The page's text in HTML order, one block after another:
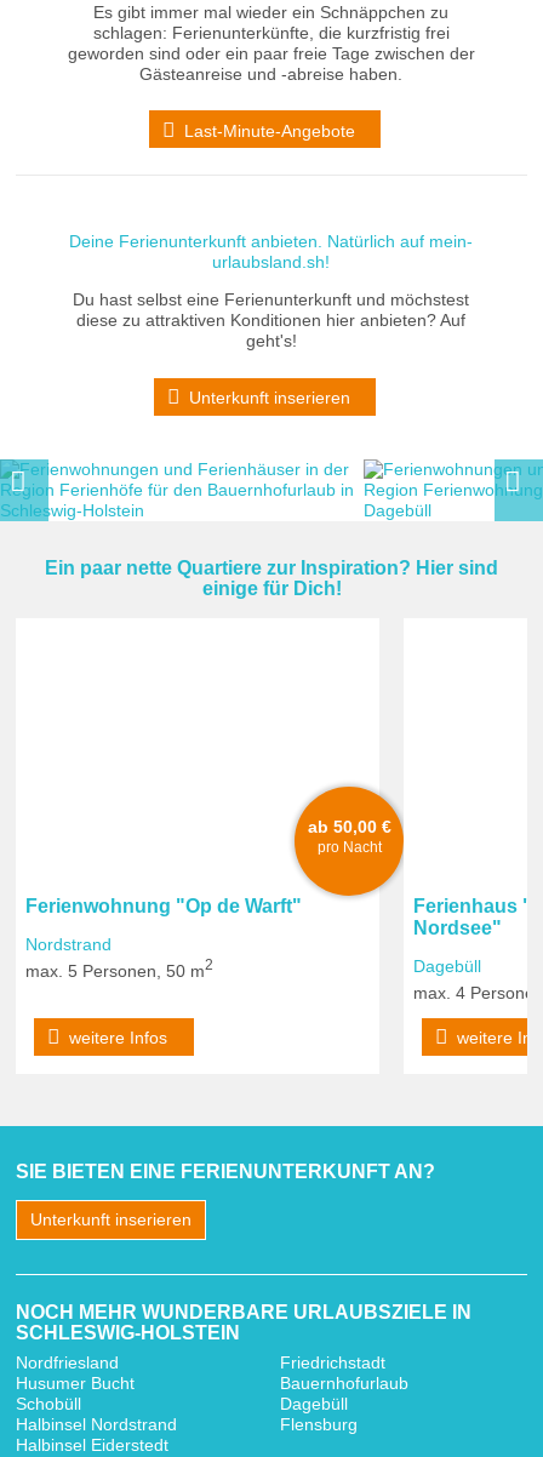
Es gibt immer mal wieder ein Schnäppchen zu
schlagen: Ferienunterkünfte, die kurzfristig frei
geworden sind oder ein paar freie Tage zwischen der
Gästeanreise und -abreise haben.
Last-Minute-Angebote
Deine Ferienunterkunft anbieten. Natürlich auf mein-
urlaubsland.sh!
Du hast selbst eine Ferienunterkunft und möchstest
diese zu attraktiven Konditionen hier anbieten? Auf
geht's!
Unterkunft inserieren
Ein paar nette Quartiere zur Inspiration? Hier sind
einige für Dich!
ab 50,00 €
pro Nacht
Ferienwohnung "Op de Warft"
Nordstrand
max. 5 Personen, 50 m2
weitere Infos
Ferienhaus
Nordsee"
Dagebüll
max. 4
weitere
SIE BIETEN EINE FERIENUNTERKUNFT AN?
Unterkunft inserieren
NOCH MEHR WUNDERBARE URLAUBSZIELE IN
SCHLESWIG-HOLSTEIN
Nordfriesland
Husumer Bucht
Schobüll
Halbinsel Nordstrand
Halbinsel Eiderstedt
Friedrichstadt
Bauernhofurlaub
Dagebüll
Flensburg